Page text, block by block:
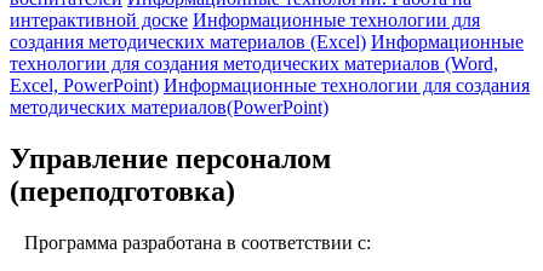
интерактивной доске Информационные технологии для
создания методических материалов (Excel) Информационные
технологии для создания методических материалов (Word,
Excel, PowerPoint) Информационные технологии для создания
методических материалов(PowerPoint)
Управление персоналом
(переподготовка)
Программа разработана в соответствии с: